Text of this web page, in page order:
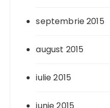
septembrie 2015
august 2015
iulie 2015